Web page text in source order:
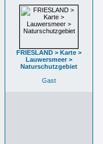
FRIESLAND > Karte >
Lauwersmeer >
Naturschutzgebiet
Gast